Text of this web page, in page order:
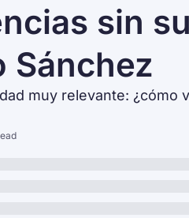
sin
Sánchez
muy relevante: ¿cómo